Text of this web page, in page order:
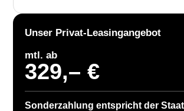
Unser Privat-Leasingangebot
mtl. ab
329,– €
Sonderzahlung entspricht der